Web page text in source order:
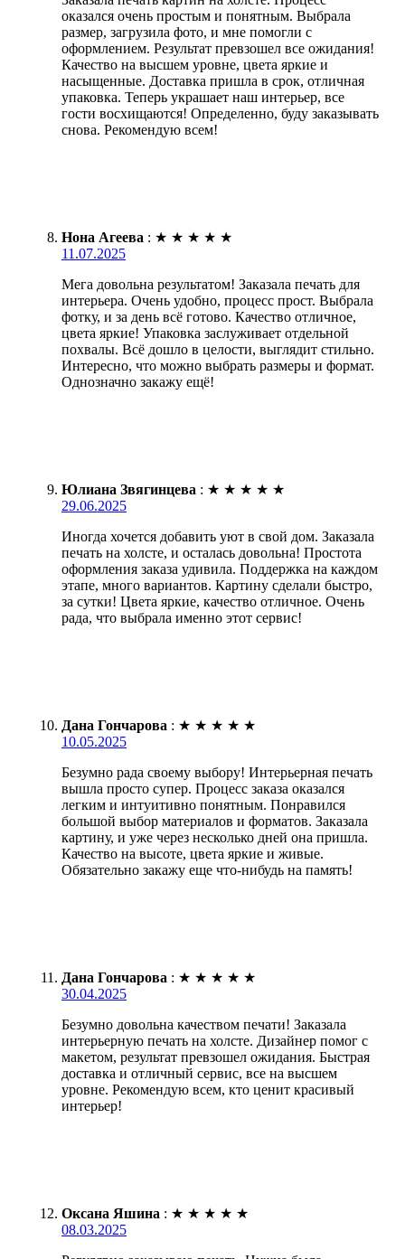
оказался очень простым и понятным. Выбрала
размер, загрузила фото, и мне помогли с
оформлением. Результат превзошел все ожидания!
Качество на высшем уровне, цвета яркие и
насыщенные. Доставка пришла в срок, отличная
упаковка. Теперь украшает наш интерьер, все
гости восхищаются! Определенно, буду заказывать
снова. Рекомендую всем!
Нона Агеева : ★ ★ ★ ★ ★
11.07.2025
Мега довольна результатом! Заказала печать для
интерьера. Очень удобно, процесс прост. Выбрала
фотку, и за день всё готово. Качество отличное,
цвета яркие! Упаковка заслуживает отдельной
похвалы. Всё дошло в целости, выглядит стильно.
Интересно, что можно выбрать размеры и формат.
Однозначно закажу ещё!
Юлиана Звягинцева : ★ ★ ★ ★ ★
29.06.2025
Иногда хочется добавить уют в свой дом. Заказала
печать на холсте, и осталась довольна! Простота
оформления заказа удивила. Поддержка на каждом
этапе, много вариантов. Картину сделали быстро,
за сутки! Цвета яркие, качество отличное. Очень
рада, что выбрала именно этот сервис!
Дана Гончарова : ★ ★ ★ ★ ★
10.05.2025
Безумно рада своему выбору! Интерьерная печать
вышла просто супер. Процесс заказа оказался
легким и интуитивно понятным. Понравился
большой выбор материалов и форматов. Заказала
картину, и уже через несколько дней она пришла.
Качество на высоте, цвета яркие и живые.
Обязательно закажу еще что-нибудь на память!
Дана Гончарова : ★ ★ ★ ★ ★
30.04.2025
Безумно довольна качеством печати! Заказала
интерьерную печать на холсте. Дизайнер помог с
макетом, результат превзошел ожидания. Быстрая
доставка и отличный сервис, все на высшем
уровне. Рекомендую всем, кто ценит красивый
интерьер!
Оксана Яшина : ★ ★ ★ ★ ★
08.03.2025